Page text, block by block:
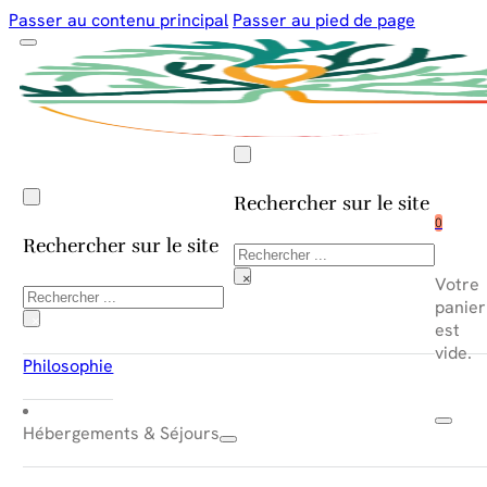
Passer au contenu principal Passer au pied de page
Rechercher sur le site
Rechercher
×
0
Votre
panier
est
vide.
Rechercher sur le site
Rechercher
×
Philosophie
Hébergements & Séjours